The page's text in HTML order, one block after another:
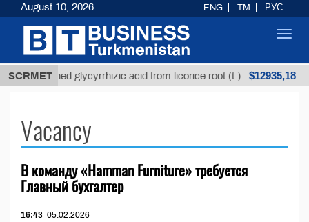
SCRMET
Unrefined glycyrrhizic acid from licorice root (t.) $12935,18
Vacancy
В команду «Hamman Furniture» требуется
Главный бухгалтер
16:43 05.02.2026
August 10, 2026 ENG TM РУС